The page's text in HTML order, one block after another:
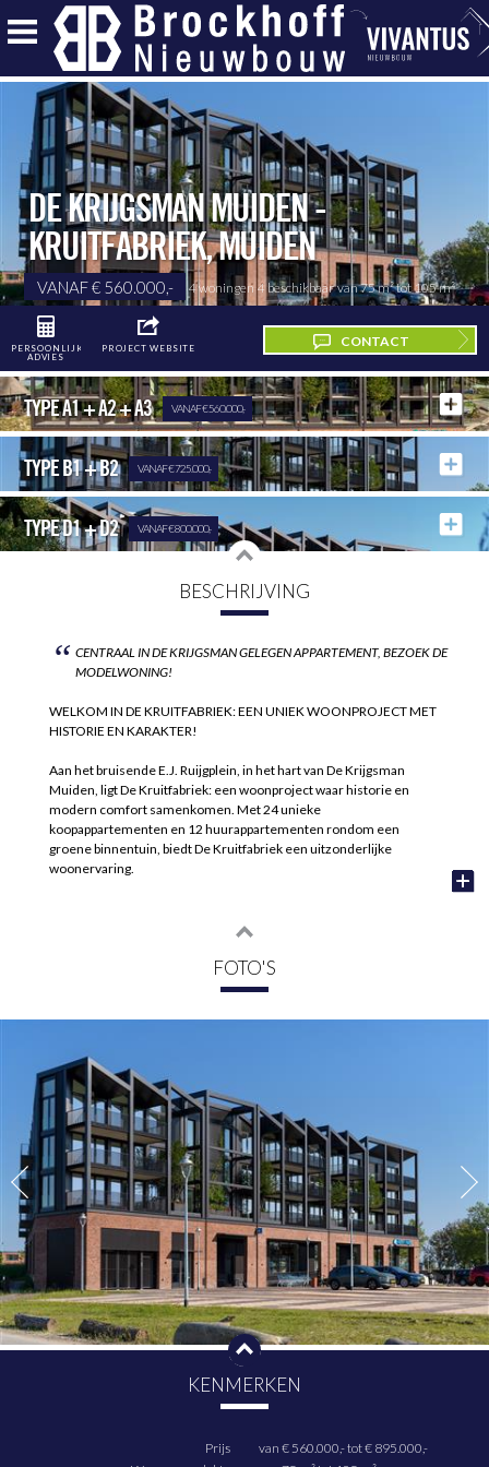
PERSOONLIJK
ADVIES
PROJECT WEBSITE CONTACT
DE KRIJGSMAN MUIDEN -
KRUITFABRIEK,MUIDEN
VANAF € 560.000,- 4 woningen 4 beschikbaar van 75 m²tot 105 m²
TYPE A1 + A2 + A3 VANAF € 560.000,-
TYPE B1 + B2 VANAF € 725.000,-
TYPE D1 + D2 VANAF € 800.000,-
BESCHRIJVING
“ CENTRAAL IN DE KRIJGSMAN GELEGEN APPARTEMENT, BEZOEK DE
MODELWONING!
WELKOM IN DE KRUITFABRIEK: EEN UNIEK WOONPROJECT MET
HISTORIE EN KARAKTER!
Aan het bruisende E.J. Ruijgplein, in het hart van De Krijgsman
Muiden, ligt De Kruitfabriek: een woonproject waar historie en
modern comfort samenkomen. Met 24 unieke
koopappartementen en 12 huurappartementen rondom een
groene binnentuin, biedt De Kruitfabriek een uitzonderlijke
woonervaring.
104 m² en hebben een royale buitenruimte en grote ramen voor
sluit perfect aan bij de historische uitstraling, terwijl moderne
voorzieningen zorgen voor optimaal comfort.
Centraal in De Kruitfabriek ligt een serene binnentuin, ontworpen
vijg- en walnootbomen biedt de tuin een groene oase waar je tot
rust komt of samen met buren geniet van de natuur. De tuin is een
perfecte aanvulling op het duurzame karakter van het project.
De Kruitfabriek streeft naar een toekomstgericht woonconcept.
Met een ondergrondse parkeergarage met één of twee eigen
parkeerplaatsen per appartement, ontvangen alle kopers van De
Kruitfabriek. een jaar gratis toegang tot elektrische deelauto’s via
het Vloto.
De Kruitfabriek is gevestigd op een locatie met een rijke
geschiedenis, waar ooit de Nieuwe Hollandse Waterlinie en de
Stelling van Amsterdam bescherming boden aan het westen van
Nederland. Tegenwoordig ademt de wijk nog steeds de sfeer van
vroeger, met authentieke details zoals het Ketelhuis en de
smederij, die prachtig zijn geïntegreerd in de moderne omgeving.
Deze monumentale elementen maken De Kruitfabriek tot een
plek waar comfort en innovatie samenkomen. Hier vind je de Mas
FOTO'S
KENMERKEN
Prijs van € 560.000,-tot € 895.000,-